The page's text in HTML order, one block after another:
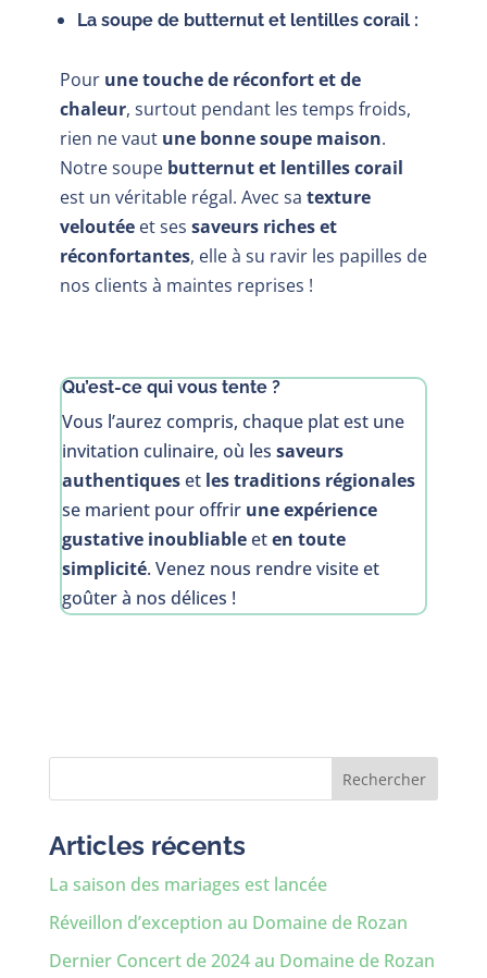
La soupe de butternut et lentilles corail :
Pour une touche de réconfort et de
chaleur, surtout pendant les temps froids,
rien ne vaut une bonne soupe maison.
Notre soupe butternut et lentilles corail
est un véritable régal. Avec sa texture
veloutéeet ses saveurs riches et
réconfortantes, elle à su ravir les papilles de
nos clients à maintes reprises !
Qu’est-ce qui vous tente ?
Vous l’aurez compris, chaque plat est une
invitation culinaire, où les saveurs
authentiqueset les traditions régionales
se marient pour offrir une expérience
gustative inoubliableeten toute
simplicité. Venez nous rendre visite et
goûter à nos délices !
Rechercher
Articles récents
La saison des mariages est lancée
Réveillon d’exception au Domaine de Rozan
Dernier Concert de 2024 au Domaine de Rozan